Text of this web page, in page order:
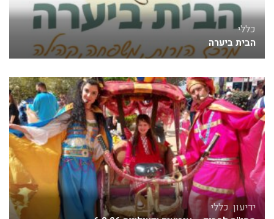
כללי
הבית ביערה
ידיעון, כללי